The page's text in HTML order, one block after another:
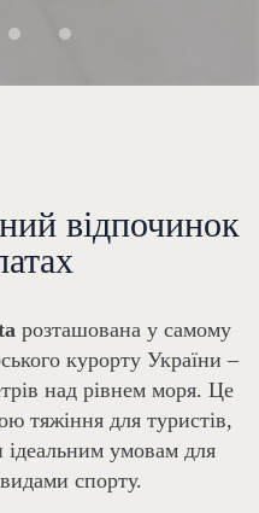
відпочинок
розташована у самому
курорту України –
над рівнем моря. Це
тяжіння для туристів,
ідеальним умовам для
спорту.